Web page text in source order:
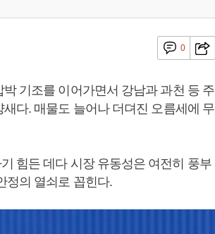
0
기조를 이어가면서 강남과 과천 등 주
다. 매물도 늘어나 더뎌진 오름세에 무
힘든 데다 시장 유동성은 여전히 풍부
정의 열쇠로 꼽힌다.